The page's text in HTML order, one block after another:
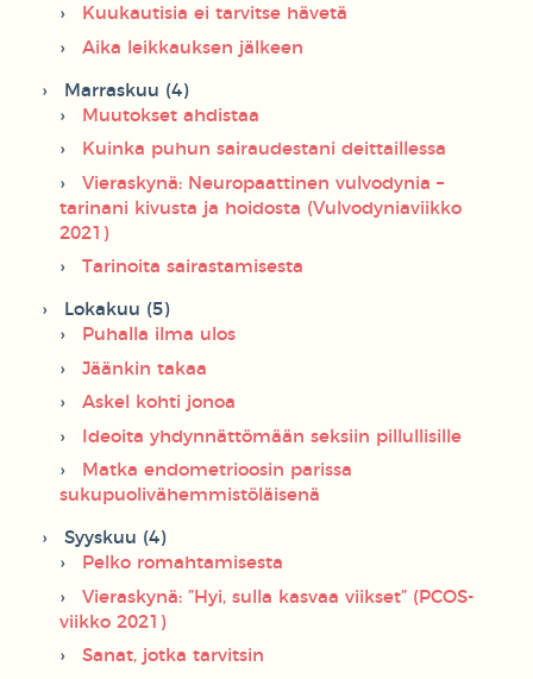
Kuukautisia ei tarvitse hävetä
Aika leikkauksen jälkeen
Marraskuu (4)
Muutokset ahdistaa
Kuinka puhun sairaudestani deittaillessa
Vieraskynä: Neuropaattinen vulvodynia –
tarinani kivusta ja hoidosta (Vulvodyniaviikko
2021)
Tarinoita sairastamisesta
Lokakuu (5)
Puhalla ilma ulos
Jäänkin takaa
Askel kohti jonoa
Ideoita yhdynnättömään seksiin pillullisille
Matka endometrioosin parissa
sukupuolivähemmistöläisenä
Syyskuu (4)
Pelko romahtamisesta
Vieraskynä: ”Hyi, sulla kasvaa viikset” (PCOS-
viikko 2021)
Sanat, jotka tarvitsin